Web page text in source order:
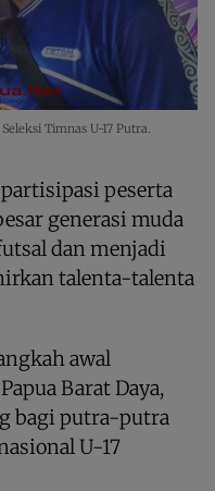
Timnas U-17 Putra.
peserta
generasi muda
dan menjadi
talenta-talenta
awal
Barat Daya,
bagi putra-putra
U-17